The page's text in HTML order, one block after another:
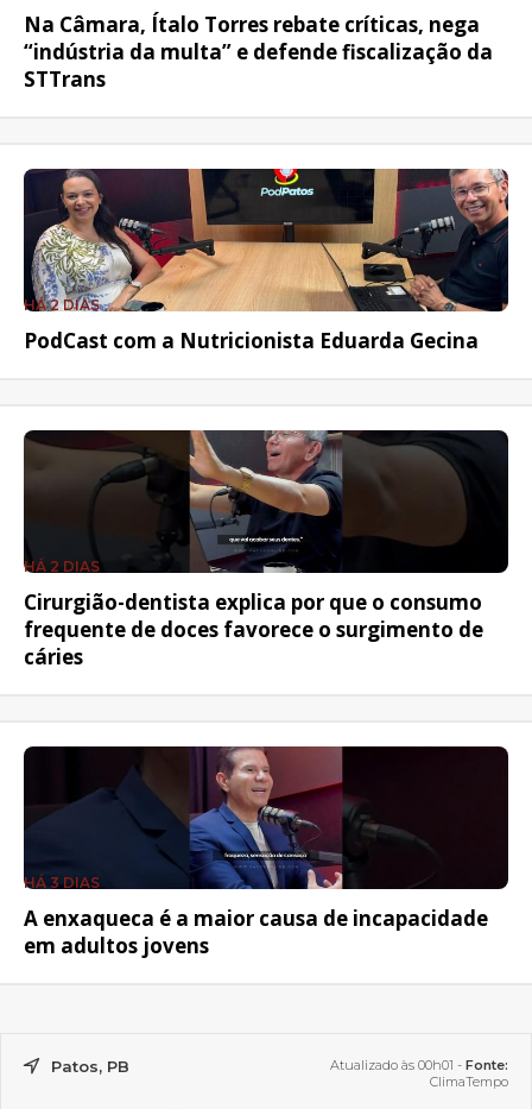
Na Câmara, Ítalo Torres rebate críticas, nega
“indústria da multa” e defende fiscalização da
STTrans
HÁ 2 DIAS
PodCast com a Nutricionista Eduarda Gecina
HÁ 2 DIAS
Cirurgião-dentista explica por que o consumo
frequente de doces favorece o surgimento de
cáries
HÁ 3 DIAS
A enxaqueca é a maior causa de incapacidade
em adultos jovens
Patos, PB Atualizado às 00h01 - Fonte:
ClimaTempo